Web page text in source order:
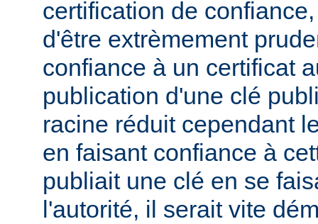
certification de
d'être extrèmement
confiance à un certificat
publication d'une clé
racine réduit cependant
en faisant confiance à
publiait une clé en se
l'autorité, il serait vite